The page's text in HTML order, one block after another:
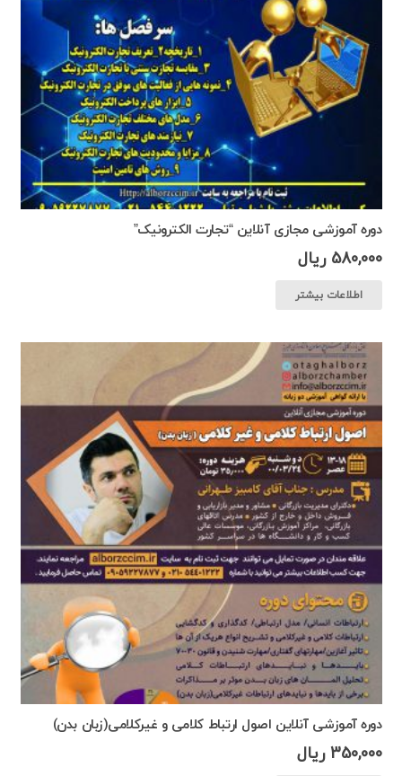
دوره آموزشی مجازی آنلاین “تجارت الکترونیک”
580,000 ریال
اطلاعات بیشتر
دوره آموزشی آنلاین اصول ارتباط کلامی و غیرکلامی(زبان بدن)
350,000 ریال